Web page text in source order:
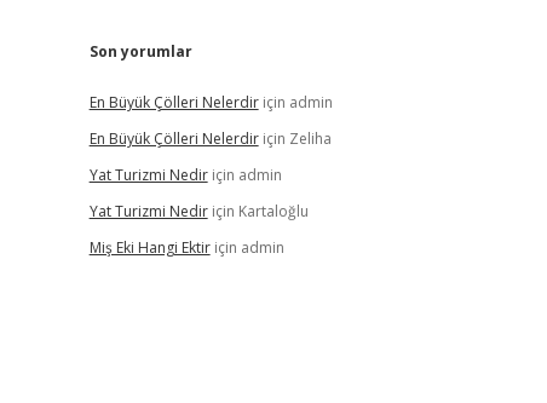
Son yorumlar
En Büyük Çölleri Nelerdiriçin admin
En Büyük Çölleri Nelerdiriçin Zeliha
Yat Turizmi Nediriçin admin
Yat Turizmi Nediriçin Kartaloğlu
Miş Eki Hangi Ektiriçin admin